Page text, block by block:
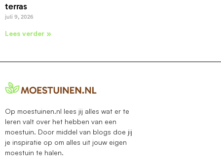
terras
juli 9, 2026
Lees verder »
Op moestuinen.nl lees jij alles wat er te
leren valt over het hebben van een
moestuin. Door middel van blogs doe jij
je inspiratie op om alles uit jouw eigen
moestuin te halen.